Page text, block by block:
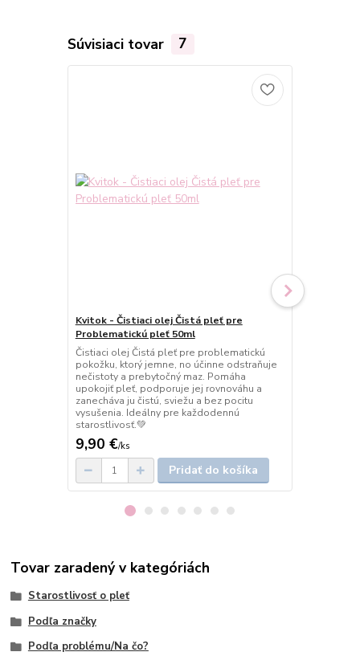
Súvisiaci tovar 7
Kvitok - Čistiaci olej Čistá pleť pre
Problematickú pleť 50ml
Čistiaci olej Čistá pleť pre problematickú
pokožku, ktorý jemne, no účinne odstraňuje
nečistoty a prebytočný maz. Pomáha
upokojiť pleť, podporuje jej rovnováhu a
zanecháva ju čistú, sviežu a bez pocitu
vysušenia. Ideálny pre každodennú
starostlivosť.💚
9,90 €/ks
Pridať do košíka
Tovar zaradený v kategóriách
Starostlivosť o pleť
Podľa značky
Podľa problému/Na čo?